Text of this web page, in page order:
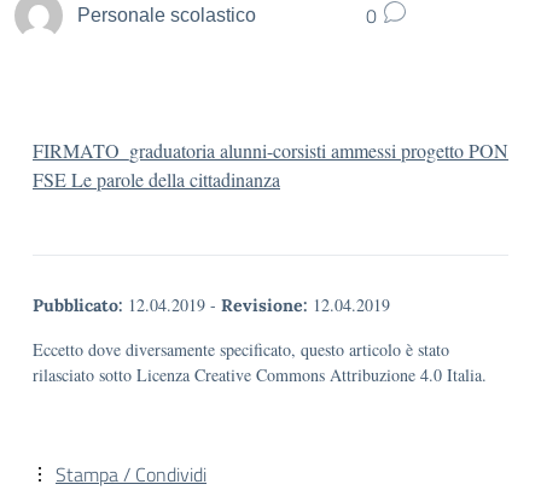
Personale scolastico 0
FIRMATO_graduatoria alunni-corsisti ammessi progetto PON
FSE Le parole della cittadinanza
Pubblicato: 12.04.2019 - Revisione: 12.04.2019
Eccetto dove diversamente specificato, questo articolo è stato
rilasciato sotto Licenza Creative Commons Attribuzione 4.0 Italia.
Stampa / Condividi